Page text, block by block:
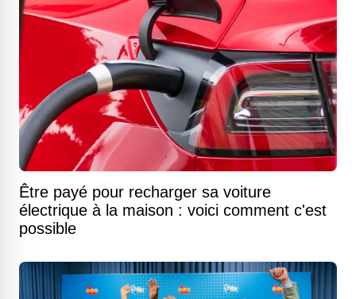
Être payé pour recharger sa voiture
électrique à la maison : voici comment c'est
possible